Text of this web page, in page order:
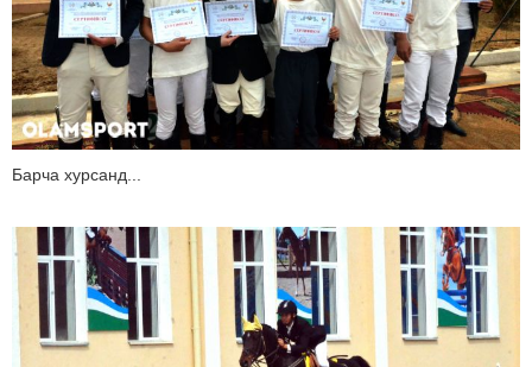
Барча хурсанд...